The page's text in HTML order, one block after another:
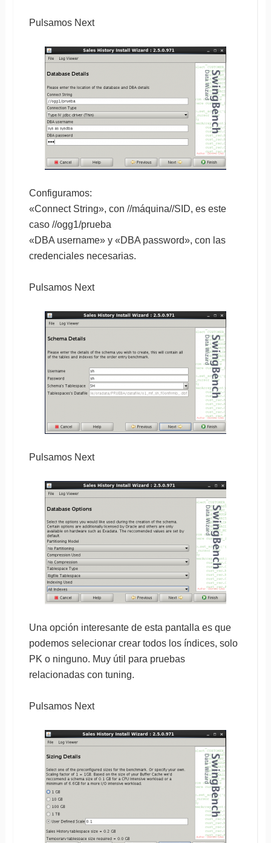
Pulsamos Next
Configuramos:
«Connect String», con //máquina//SID, es este
caso //ogg1/prueba
«DBA username» y «DBA password», con las
credenciales necesarias.
Pulsamos Next
Pulsamos Next
Una opción interesante de esta pantalla es que
podemos selecionar crear todos los índices, solo
PK o ninguno. Muy útil para pruebas
relacionadas con tuning.
Pulsamos Next